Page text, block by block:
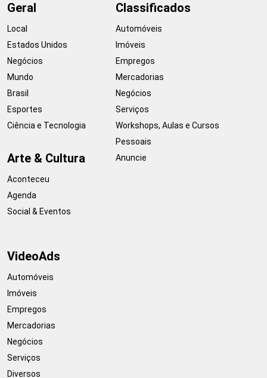
Geral
Local
Estados Unidos
Negócios
Mundo
Brasil
Esportes
Ciência e Tecnologia
Arte & Cultura
Aconteceu
Agenda
Social & Eventos
Classificados
Automóveis
Imóveis
Empregos
Mercadorias
Negócios
Serviços
Workshops, Aulas e Cursos
Pessoais
Anuncie
VideoAds
Automóveis
Imóveis
Empregos
Mercadorias
Negócios
Serviços
Diversos